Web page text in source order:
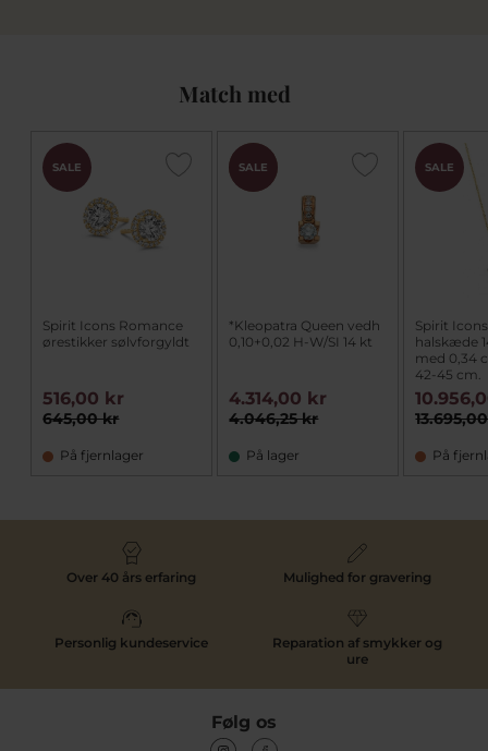
Match med
SALE
Spirit Icons Romance
ørestikker sølvforgyldt
645,00 kr
516,00 kr
På fjernlager
PRIS
SALE
*Kleopatra Queen vedh
0,10+0,02 H-W/SI 14 kt
4.046,25 kr
4.314,00 kr
På lager
SALE
Spirit
halskæde
med 0,34
42-45 cm.
På
Over 40 års erfaring Mulighed for gravering
Personlig kundeservice
Reparation af smykker og
ure
Følg os